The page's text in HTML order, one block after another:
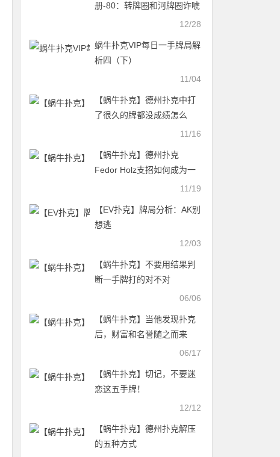
册-80：转牌圈和河牌圈诈唬
12/28
蜗牛扑克VIP每日一手牌局解
析四（下）
11/04
【蜗牛扑克】德州扑克中打
了很久的牌都没成绩怎么
11/16
【蜗牛扑克】德州扑克
Fedor Holz支招如何成为一
名优秀的扑克玩家（下）11/19
【EV扑克】牌局分析：AK别
想逃
12/03
【蜗牛扑克】不要用结果判
断一手牌打的对不对
06/06
【蜗牛扑克】当他发现扑克
后，财富和名誉随之而来
06/17
【蜗牛扑克】切记，不要迷
恋这五手牌！
12/12
【蜗牛扑克】德州扑克解压
的五种方式